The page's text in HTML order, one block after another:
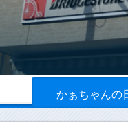
かぁちゃんの